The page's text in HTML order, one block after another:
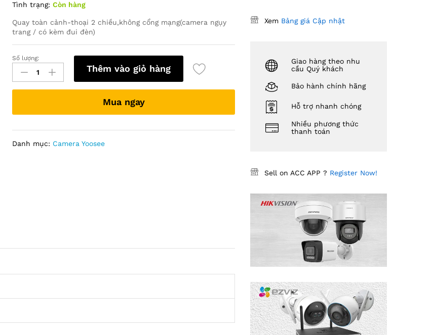
Tình trạng: Còn hàng
Quay toàn cảnh-thoại 2 chiều,không cổng mạng(camera ngụy
trang / có kèm đui đèn)
Camera
Yoosee
bóng
LTVR96
Số lượng:
Thêm vào giỏ hàng
Mua ngay
Danh mục: Camera Yoosee
Xem Bảng giá Cập nhật
Giao hàng theo nhu
cầu Quý khách
Bảo hành chính hãng
Hỗ trợ nhanh chóng
Nhiều phương thức
thanh toán
Sell on ACC APP ? Register Now!